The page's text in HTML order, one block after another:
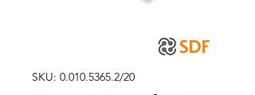
SKU: 0.010.5365.2/20